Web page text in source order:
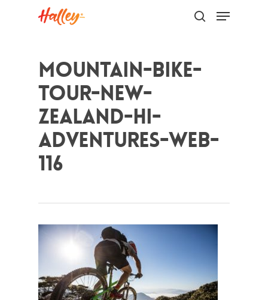
Hit enter to search or ESC to close
Mountain-Bike-
Tour-New-
Zealand-HI-
Adventures-Web-
116